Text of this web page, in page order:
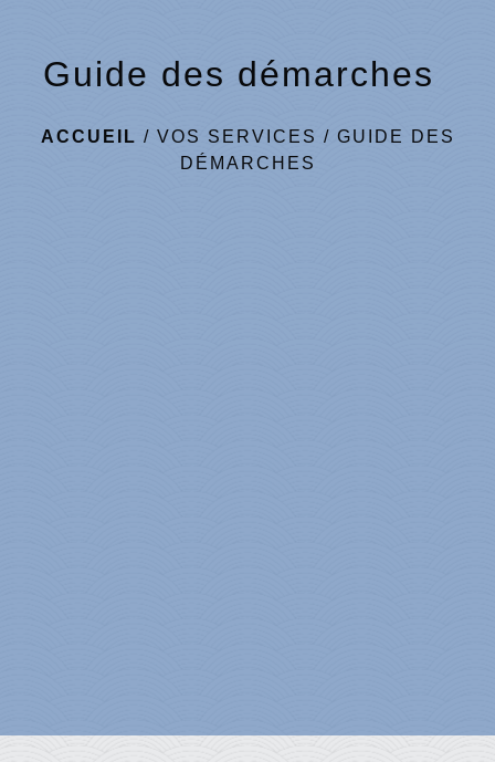
Guide des démarches
ACCUEIL / VOS SERVICES / GUIDE DES
DÉMARCHES